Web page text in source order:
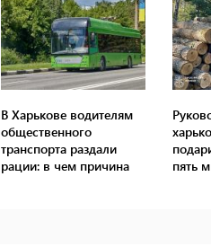
В Харькове водителям
общественного
транспорта раздали
рации: в чем причина
пять